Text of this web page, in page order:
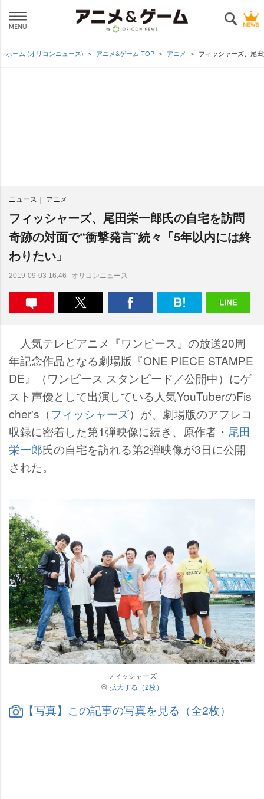
ホーム (オリコンニュース) アニメ&ゲーム TOP アニメ フィッシャーズ、尾
ニュース アニメ
フィッシャーズ、尾田栄一郎氏の自宅を訪問
奇跡の対面で“衝撃発言”続々「5年以内には終
わりたい」
2019-09-03 16:46 オリコンニュース
人気テレビアニメ『ワンピース』の放送20周
年記念作品となる劇場版『ONE PIECE STAMPE
DE』（ワンピース スタンピード／公開中）にゲ
スト声優として出演している人気YouTuberのFis
cher's（フィッシャーズ）が、劇場版のアフレコ
収録に密着した第1弾映像に続き、原作者・ 尾田
栄一郎氏の自宅を訪れる第2弾映像が3日に公開
された。
フィッシャーズ
拡大する（2枚）
【写真】この記事の写真を見る（全2枚）